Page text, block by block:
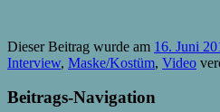
Dieser Beitrag wurde am 16. Juni
Interview, Maske/Kostüm, Video
Beitrags-Navigation